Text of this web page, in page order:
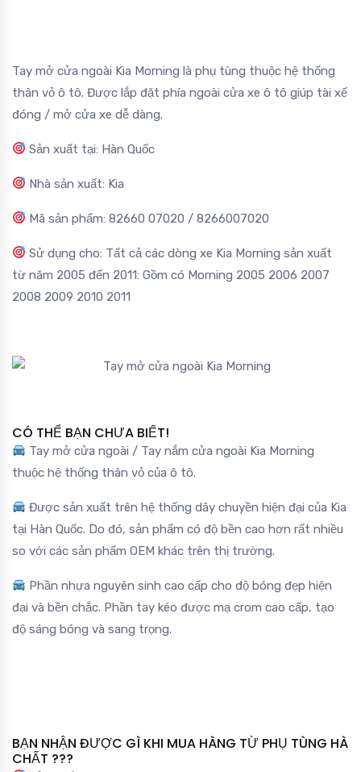
Tay mở cửa ngoài Kia Morning là phụ tùng thuộc hệ thống
thân vỏ ô tô. Được lắp đặt phía ngoài cửa xe ô tô giúp tài xế
đóng / mở cửa xe dễ dàng.
Sản xuất tại: Hàn Quốc
Nhà sản xuất: Kia
Mã sản phẩm: 82660 07020 / 8266007020
Sử dụng cho: Tất cả các dòng xe Kia Morning sản xuất
từ năm 2005 đến 2011: Gồm có Morning 2005 2006 2007
2008 2009 2010 2011
CÓ THỂ BẠN CHƯA BIẾT!
Tay mở cửa ngoài / Tay nắm cửa ngoài Kia Morning
thuộc hệ thống thân vỏ của ô tô.
Được sản xuất trên hệ thống dây chuyền hiện đại của Kia
tại Hàn Quốc. Do đó, sản phẩm có độ bền cao hơn rất nhiều
so với các sản phẩm OEM khác trên thị trường.
Phần nhựa nguyên sinh cao cấp cho độ bóng đẹp hiện
đại và bền chắc. Phần tay kéo được mạ crom cao cấp, tạo
độ sáng bóng và sang trọng.
BẠN NHẬN ĐƯỢC GÌ KHI MUA HÀNG TỪ PHỤ TÙNG HÀ
CHẤT ???